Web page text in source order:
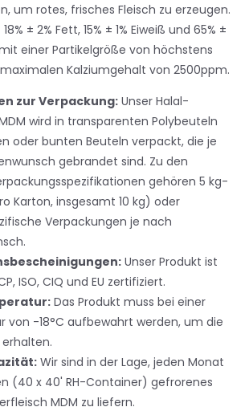
um rotes, frisches Fleisch zu erzeugen.
± 2% Fett, 15% ± 1% Eiweiß und 65% ±
einer Partikelgröße von höchstens
Kalziumgehalt von 2500ppm.
zur Verpackung: Unser Halal-
wird in transparenten Polybeuteln
oder bunten Beuteln verpackt, die je
gebrandet sind. Zu den
gehören 5 kg-
Karton, insgesamt 10 kg) oder
Verpackungen je nach
Unser Produkt ist
ISO, CIQ und EU zertifiziert.
Das Produkt muss bei einer
von -18°C aufbewahrt werden, um die
Wir sind in der Lage, jeden Monat
(40 x 40' RH-Container) gefrorenes
MDM zu liefern.